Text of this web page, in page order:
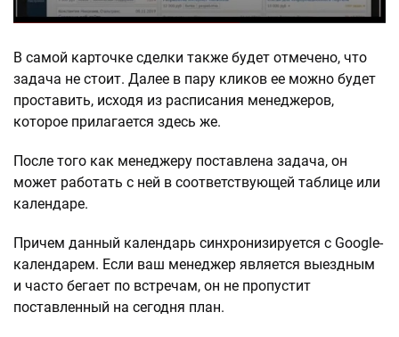
В самой карточке сделки также будет отмечено, что
задача не стоит. Далее в пару кликов ее можно будет
проставить, исходя из расписания менеджеров,
которое прилагается здесь же.
После того как менеджеру поставлена задача, он
может работать с ней в соответствующей таблице или
календаре.
Причем данный календарь синхронизируется с Google-
календарем. Если ваш менеджер является выездным
и часто бегает по встречам, он не пропустит
поставленный на сегодня план.